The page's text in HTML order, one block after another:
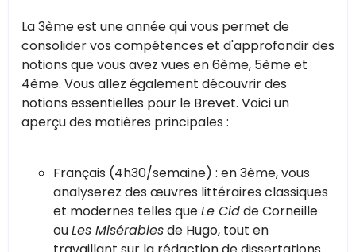
La 3ème est une année qui vous permet de
consolider vos compétences et d'approfondir des
notions que vous avez vues en 6ème, 5ème et
4ème. Vous allez également découvrir des
notions essentielles pour le Brevet. Voici un
aperçu des matières principales :
Français (4h30/semaine) : en 3ème, vous
analyserez des œuvres littéraires classiques
et modernes telles queLe Cidde Corneille
ouLes Misérablesde Hugo, tout en